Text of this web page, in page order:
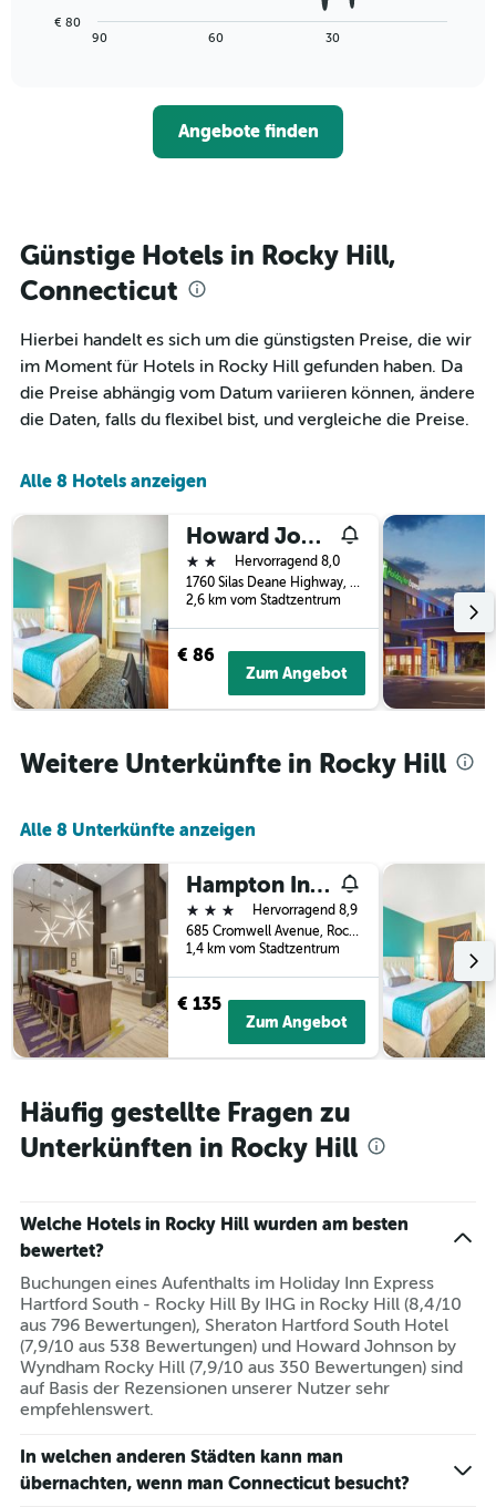
Wochentage
anzeigt.
Zimmerpreis
zeigt,
näher
das
Aufenthaltsdatum
rückt.
Diagramm
hat
1
X-
die
der
dem
Aufenthalt
anzeigt
Das
Diagramm
hat
1
die
Zimmerpreis
90 60 30
€ 80
Angebote finden
Günstige Hotels in Rocky Hill,
Connecticut
Hierbei handelt es sich um die günstigsten Preise, die wir
im Moment für Hotels in Rocky Hill gefunden haben. Da
die Preise abhängig vom Datum variieren können, ändere
die Daten, falls du flexibel bist, und vergleiche die Preise.
Alle 8 Hotels anzeigen
Howard Johnson by Wyndham Rocky Hill
2 SterneHervorragend 8,0
1760 Silas Deane Highway, Rocky Hill, CT, USA
2,6 km vom Stadtzentrum
€ 86
Zum Angebot
Weitere Unterkünfte in Rocky Hill
Alle 8 Unterkünfte anzeigen
Hampton Inn & Suites by Hilton Rocky Hill-Hartford South
3 Sterne
Hervorragend 8,9
685 Cromwell Avenue, Rocky Hill, CT, USA
1,4 km vom Stadtzentrum
€ 135
Zum Angebot
Häufig gestellte Fragen zu
Unterkünften in Rocky Hill
Welche Hotels in Rocky Hill wurden am besten
bewertet?
Buchungen eines Aufenthalts im Holiday Inn Express
Hartford South - Rocky Hill By IHG in Rocky Hill (8,4/10
aus 796 Bewertungen), Sheraton Hartford South Hotel
(7,9/10 aus 538 Bewertungen) und Howard Johnson by
Wyndham Rocky Hill (7,9/10 aus 350 Bewertungen) sind
auf Basis der Rezensionen unserer Nutzer sehr
empfehlenswert.
In welchen anderen Städten kann man
übernachten, wenn man Connecticut besucht?